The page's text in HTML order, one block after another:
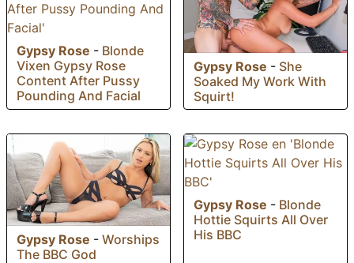
Gypsy Rose - Blonde
Vixen Gypsy Rose
Content After Pussy
Pounding And Facial
Gypsy Rose - She
Soaked My Work With
Squirt!
Gypsy Rose - Worships
The BBC God
Gypsy Rose - Blonde
Hottie Squirts All Over
His BBC